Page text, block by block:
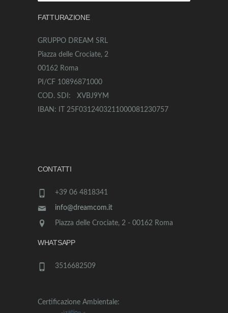
per:
FATTURAZIONE
GRUPPO DREAM SRL
Piazza delle Crociate, 2
00162 Roma
PI/CF 10896871000
COD. SDI: XVBJ9YM
IBAN: IT 25F0312403211000081230757
CONTATTI
+39 06 4818341
info@dreamcom.it
Piazza delle Crociate, 2 - 00162 Roma
WHATSAPP
3516682509
Certificazione Ambientale: